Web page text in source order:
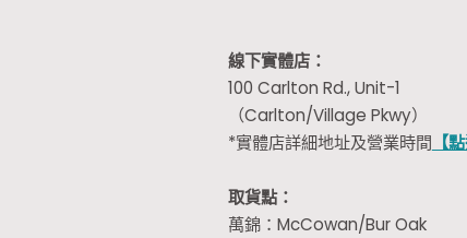
線下實體店：
100 Carlton Rd., Unit-1
（Carlton/Village Pkwy）
*實體店詳細地址及營業時間 【
取貨點：
萬錦：McCowan/Bur Oak